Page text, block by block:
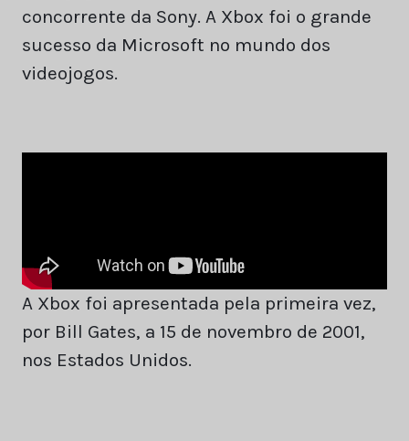
concorrente da Sony. A Xbox foi o grande
sucesso da Microsoft no mundo dos
videojogos.
A Xbox foi apresentada pela primeira vez,
por Bill Gates, a 15 de novembro de 2001,
nos Estados Unidos.